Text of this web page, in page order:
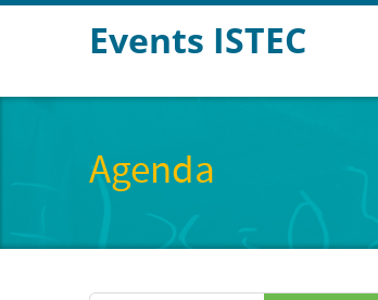
Events ISTEC
Agenda
4:00 am